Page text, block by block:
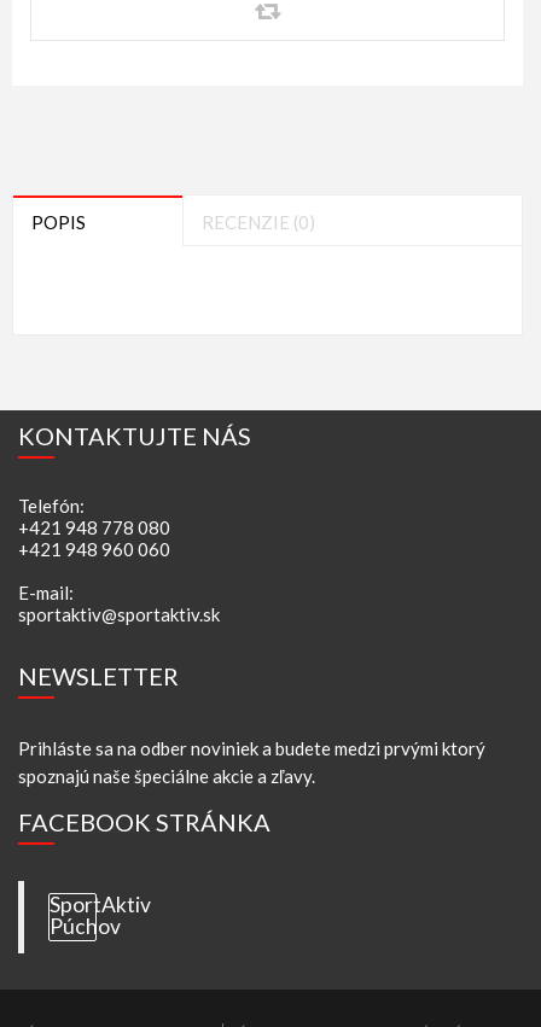
POPIS RECENZIE (0)
KONTAKTUJTE NÁS
Telefón:
+421 948 778 080
+421 948 960 060
E-mail:
sportaktiv@sportaktiv.sk
NEWSLETTER
Prihláste sa na odber noviniek a budete medzi prvými ktorý
spoznajú naše špeciálne akcie a zľavy.
FACEBOOK STRÁNKA
SportAktiv
Púchov